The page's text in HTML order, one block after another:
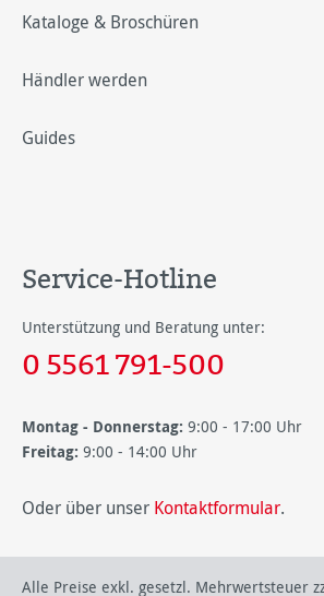
Kataloge & Broschüren
Händler werden
Guides
Service-Hotline
Unterstützung und Beratung unter:
0 5561 791-500
Montag - Donnerstag: 9:00 - 17:00 Uhr
Freitag: 9:00 - 14:00 Uhr
Oder über unser Kontaktformular.
Alle Preise exkl. gesetzl. Mehrwertsteuer